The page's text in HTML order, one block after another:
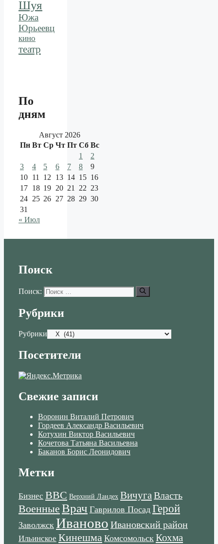
Шуя
Южа
Юрьеевц
кино
театр
По
дням
Август 2026
Пн Вт Ср Чт Пт Сб Вс
1
2
3
4 5 6 7 8
9
10 11 12 13 14 15 16
17 18 19 20 21 22 23
24 25 26 27 28 29 30
31
« Июл
Поиск
Поиск:
Рубрики
Рубрики
Посетители
Свежие записи
Воронин Виталий Петрович
Гордеев Александр Васильевич
Котухин Виктор Васильевич
Кочетова Татьяна Васильевна
Баканов Борис Леонидович
Метки
Бизнес ВВС Верхний Ландех ВичугаВласть
Военные Врач Гаврилов Посад Герой
Заволжск Иваново Ивановский район
Ильинское Кинешма Комсомольск Кохма